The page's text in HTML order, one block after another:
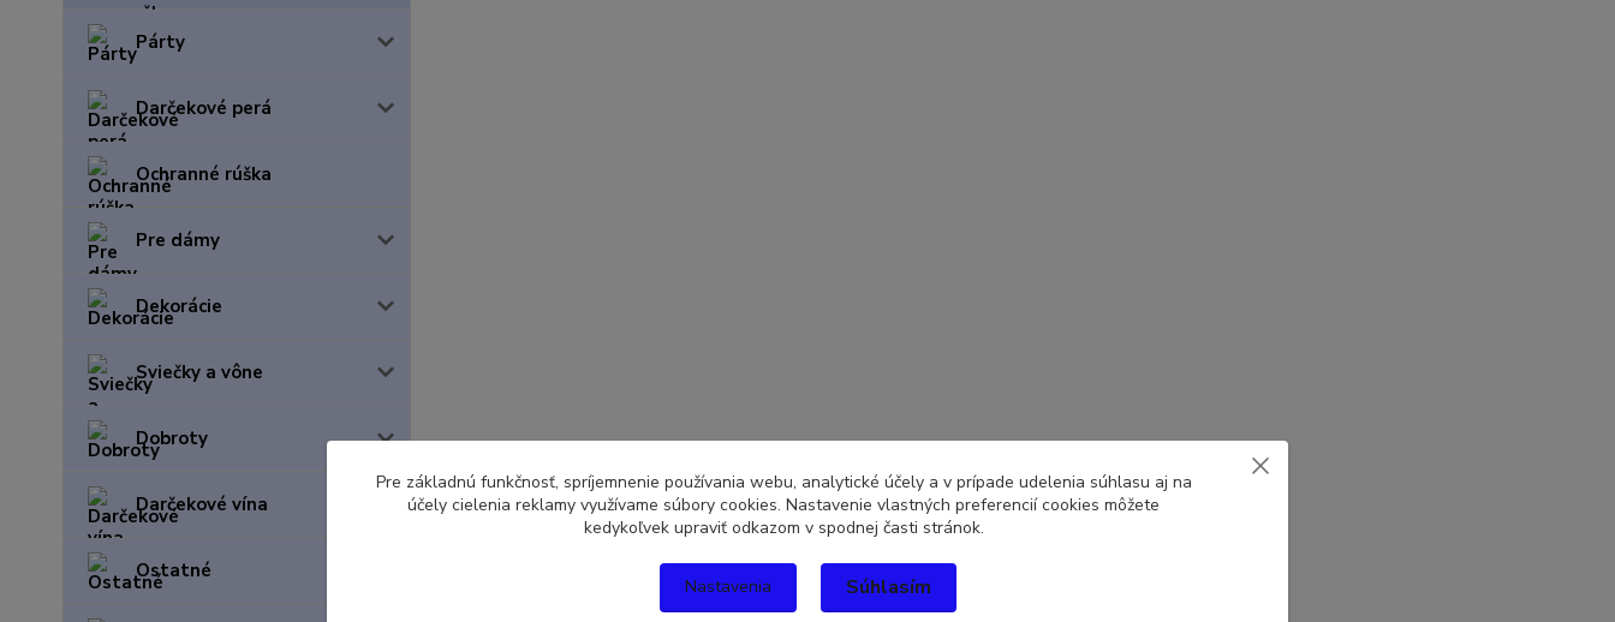
Párty
Darčekové perá
Ochranné rúška
Pre dámy
Dekorácie
Sviečky a vône
Dobroty
Darčekové vína
Ostatné
Pre základnú funkčnosť, spríjemnenie používania webu, analytické účely a v prípade udelenia súhlasu aj na
účely cielenia reklamy využívame súbory cookies. Nastavenie vlastných preferencií cookies môžete
kedykoľvek upraviť odkazom v spodnej časti stránok.
Nastavenia Súhlasím